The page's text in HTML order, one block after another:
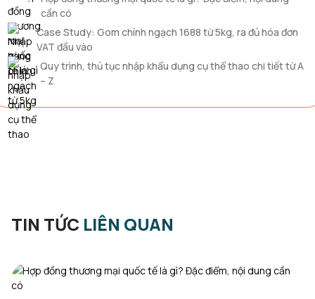
cần có
Case Study: Gom chính ngạch 1688 từ 5kg, ra đủ hóa đơn
VAT đầu vào
Quy trình, thủ tục nhập khẩu dụng cụ thể thao chi tiết từ A
– Z
TIN TỨC LIÊN QUAN